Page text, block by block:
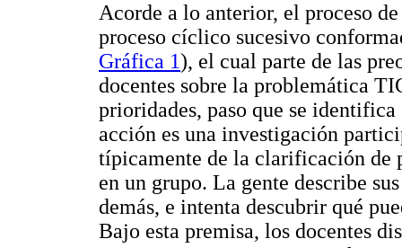
Acorde a lo anterior, el proceso
proceso cíclico sucesivo
Gráfica 1), el cual parte de las
docentes sobre la problemática
prioridades, paso que se
acción es una investigación
típicamente de la clarificación de
en un grupo. La gente describe
demás, e intenta descubrir qué
Bajo esta premisa, los docentes